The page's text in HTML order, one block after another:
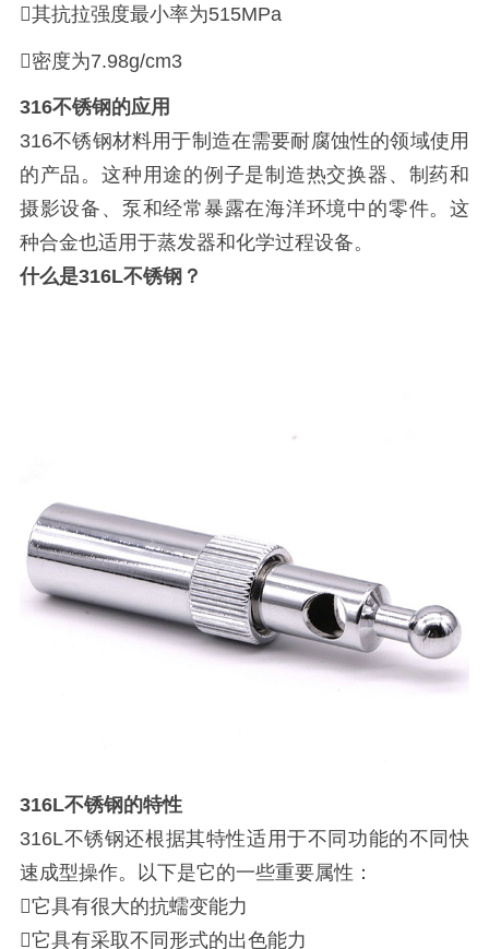
其抗拉强度最小率为515MPa
密度为7.98g/cm3
316不锈钢的应用
316不锈钢材料用于制造在需要耐腐蚀性的领域使用
的产品。这种用途的例子是制造热交换器、制药和
摄影设备、泵和经常暴露在海洋环境中的零件。这
种合金也适用于蒸发器和化学过程设备。
什么是316L不锈钢？
316L不锈钢的特性
316L不锈钢还根据其特性适用于不同功能的不同快
速成型操作。以下是它的一些重要属性：
它具有很大的抗蠕变能力
它具有采取不同形式的出色能力